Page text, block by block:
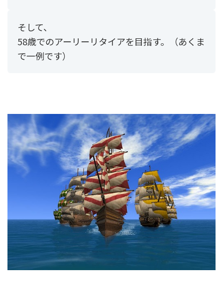
そして、
58歳でのアーリーリタイアを目指す。（あくま
で一例です）